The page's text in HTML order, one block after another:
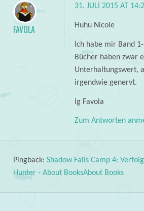
FAVOLA
31. JULI 2015 AT
Huhu Nicole
Ich habe mir Band
Bücher haben zwar
Unterhaltungswert,
irgendwie genervt.
lg Favola
Zum Antworten
Pingback: Shadow Falls Camp 4:
Hunter - About BooksAbout Books